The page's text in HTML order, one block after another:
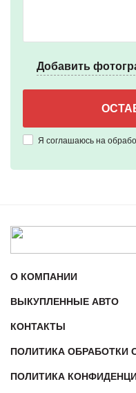
Добавить
Я соглашаюсь на
О КОМПАНИИ
ВЫКУПЛЕННЫЕ АВТО
КОНТАКТЫ
ПОЛИТИКА ОБРАБОТКИ
ПОЛИТИКА